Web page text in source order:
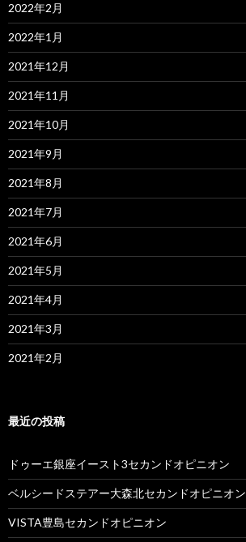
2022年2月
2022年1月
2021年12月
2021年11月
2021年10月
2021年9月
2021年8月
2021年7月
2021年6月
2021年5月
2021年4月
2021年3月
2021年2月
最近の投稿
ドゥーエ銀座イースト3セカンドオピニオン
ベルシードステアー大森北セカンドオピニオン
VISTA豊島セカンドオピニオン